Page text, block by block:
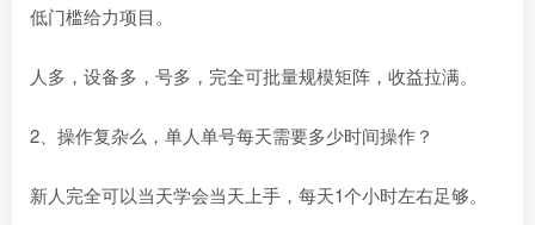
低门槛给力项目。
人多，设备多，号多，完全可批量规模矩阵，收益拉满。
2、操作复杂么，单人单号每天需要多少时间操作？
新人完全可以当天学会当天上手，每天1个小时左右足够。